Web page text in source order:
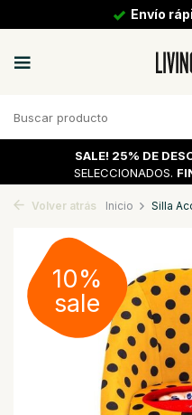
Envío
SALE! 25% DE
SELECCIONADOS.
Volver atrás Inicio Silla
10%
sale